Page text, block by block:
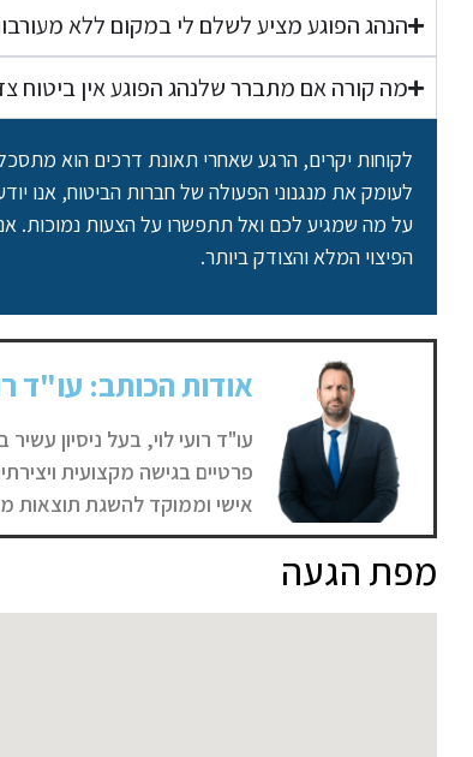
הנהג הפוגע מציע לשלם לי במקום ללא
מה קורה אם מתברר שלנהג הפוגע אין ביטוח
לקוחות יקרים, הרגע שאחרי תאונת דרכים הוא
לעומק את מנגנוני הפעולה של חברות הביטוח, אנו
על מה שמגיע לכם ואל תתפשרו על הצעות נמוכות.
הפיצוי המלא והצודק ביותר.
אודות הכותב: עו"ד
עו"ד רועי לוי, בעל ניסיון
אישי וממוקד להשגת תוצאות
מפת הגעה